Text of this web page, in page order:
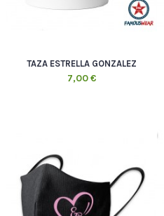
TAZA ESTRELLA GONZALEZ
7,00 €